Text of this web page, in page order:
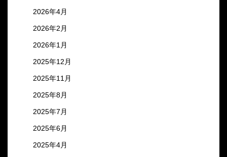
2026年4月
2026年2月
2026年1月
2025年12月
2025年11月
2025年8月
2025年7月
2025年6月
2025年4月